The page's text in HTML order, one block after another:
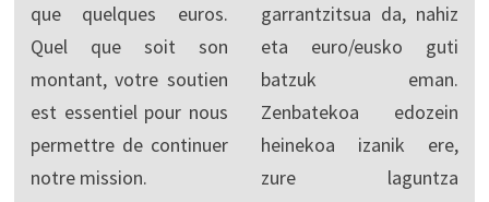
que quelques euros.
Quel que soit son
montant, votre soutien
est essentiel pour nous
permettre de continuer
notre mission.
garrantzitsua da, nahiz
eta euro/eusko guti
batzuk eman.
Zenbatekoa edozein
heinekoa izanik ere,
zure laguntza